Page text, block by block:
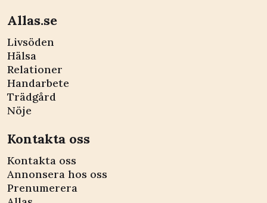
Allas.se
Livsöden
Hälsa
Relationer
Handarbete
Trädgård
Nöje
Kontakta oss
Kontakta oss
Annonsera hos oss
Prenumerera